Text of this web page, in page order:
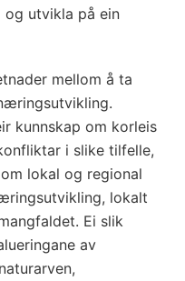
utvikla på ein
mellom å ta
kunnskap om korleis
i slike tilfelle,
lokal og regional
lokalt
Ei slik
av